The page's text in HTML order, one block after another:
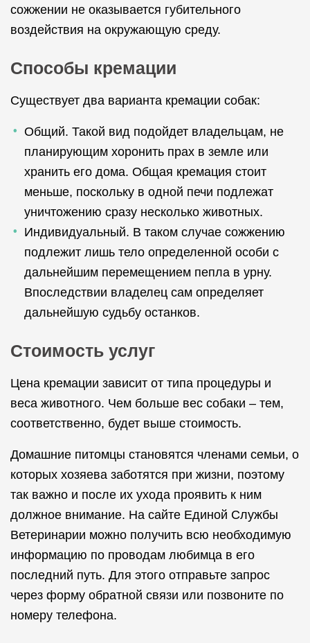
сожжении не оказывается губительного
воздействия на окружающую среду.
Способы кремации
Существует два варианта кремации собак:
Общий. Такой вид подойдет владельцам, не
планирующим хоронить прах в земле или
хранить его дома. Общая кремация стоит
меньше, поскольку в одной печи подлежат
уничтожению сразу несколько животных.
Индивидуальный. В таком случае сожжению
подлежит лишь тело определенной особи с
дальнейшим перемещением пепла в урну.
Впоследствии владелец сам определяет
дальнейшую судьбу останков.
Стоимость услуг
Цена кремации зависит от типа процедуры и
веса животного. Чем больше вес собаки – тем,
соответственно, будет выше стоимость.
Домашние питомцы становятся членами семьи, о
которых хозяева заботятся при жизни, поэтому
так важно и после их ухода проявить к ним
должное внимание. На сайте Единой Службы
Ветеринарии можно получить всю необходимую
информацию по проводам любимца в его
последний путь. Для этого отправьте запрос
через форму обратной связи или позвоните по
номеру телефона.